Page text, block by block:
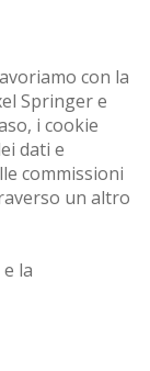
con la
Springer e
i cookie
dati e
commissioni
un altro
la